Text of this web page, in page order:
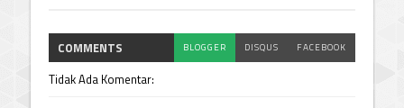
COMMENTS BLOGGER DISQUS FACEBOOK
Tidak Ada Komentar: